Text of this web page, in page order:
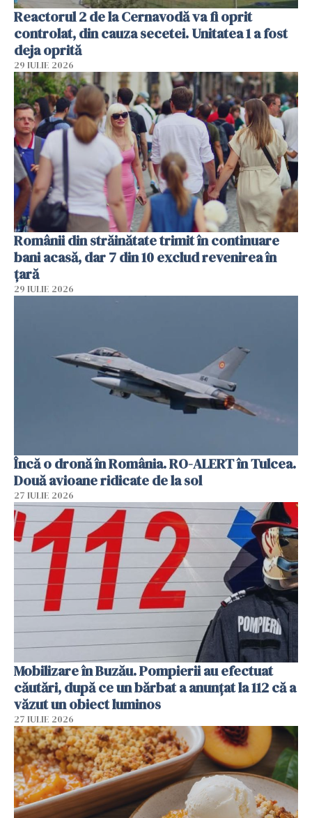
Reactorul 2 de la Cernavodă va fi oprit
controlat, din cauza secetei. Unitatea 1 a fost
deja oprită
29 IULIE 2026
Românii din străinătate trimit în continuare
bani acasă, dar 7 din 10 exclud revenirea în
țară
29 IULIE 2026
Încă o dronă în România. RO-ALERT în Tulcea.
Două avioane ridicate de la sol
27 IULIE 2026
Mobilizare în Buzău. Pompierii au efectuat
căutări, după ce un bărbat a anunțat la 112 că a
văzut un obiect luminos
27 IULIE 2026